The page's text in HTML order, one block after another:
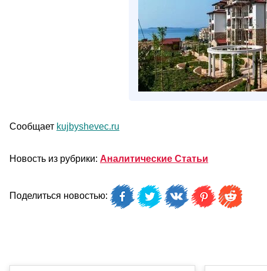
Сообщает kujbyshevec.ru
Новость из рубрики: Аналитические Статьи
Поделиться новостью: